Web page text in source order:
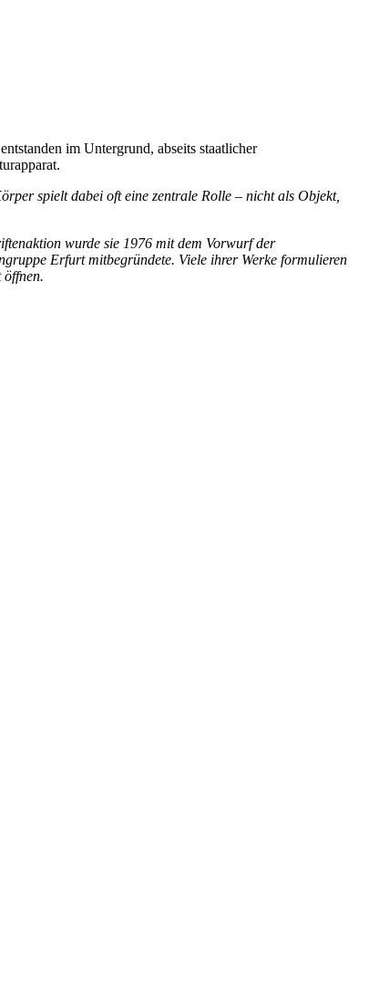
im Untergrund, abseits staatlicher
spielt dabei oft eine zentrale Rolle – nicht als Objekt,
wurde sie 1976 mit dem Vorwurf der
Erfurt mitbegründete. Viele ihrer Werke formulieren
öffnen.